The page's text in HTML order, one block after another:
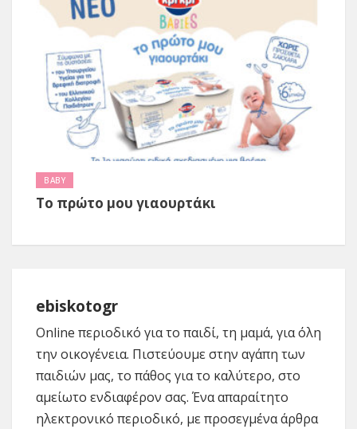
BABY
Το πρώτο μου γιαουρτάκι
ebiskotogr
Online περιοδικό για το παιδί, τη μαμά, για όλη
την οικογένεια. Πιστεύουμε στην αγάπη των
παιδιών μας, το πάθος για το καλύτερο, στο
αμείωτο ενδιαφέρον σας. Ένα απαραίτητο
ηλεκτρονικό περιοδικό, με προσεγμένα άρθρα